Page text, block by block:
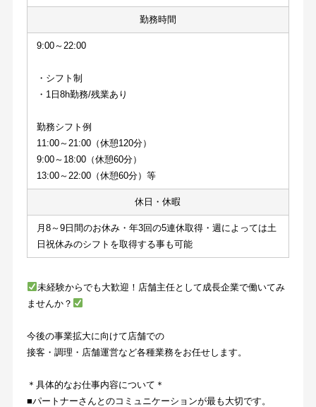
勤務時間
9:00～22:00
・シフト制
・1日8h勤務/残業あり
勤務シフト例
11:00～21:00（休憩120分）
9:00～18:00（休憩60分）
13:00～22:00（休憩60分）等
休日・休暇
月8～9日間のお休み・年3回の5連休取得・週によっては土
日祝休みのシフトを取得する事も可能
未経験からでも大歓迎！店舗主任として成長企業で働いてみ
ませんか？
今後の事業拡大に向けて店舗での
接客・調理・店舗運営など各種業務をお任せします。
＊具体的なお仕事内容について＊
■パートナーさんとのコミュニケーションが最も大切です。